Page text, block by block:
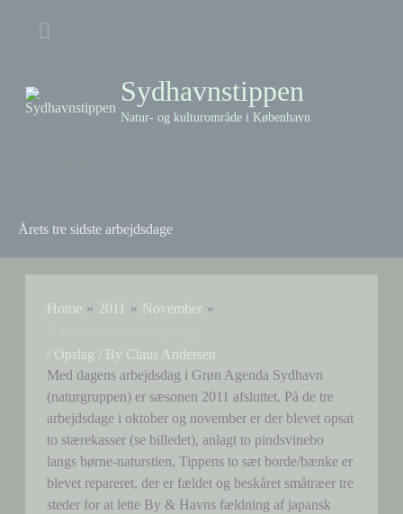
Above
Sydhavnstippen
Natur- og kulturområde i København
Årets tre sidste arbejdsdage
Home 2011
November
/ Opslag / By Claus Andersen
Med dagens arbejdsdag i Grøn Agenda Sydhavn
(naturgruppen) er sæsonen 2011 afsluttet. På de tre
arbejdsdage i oktober og november er der blevet opsat
to stærekasser (se billedet), anlagt to pindsvinebo
langs børne-naturstien, Tippens to sæt borde/bænke er
blevet repareret, der er fældet og beskåret småtræer tre
steder for at lette By & Havns fældning af japansk